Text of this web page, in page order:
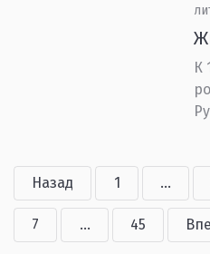
К
Назад 1 ...
7 ... 45